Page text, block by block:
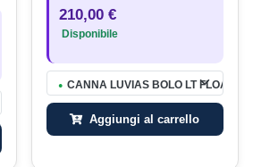
pezzoPlacca Alps SilverSalva cima
Stonfo OmaggioLegature…
210,00 €
Disponibile
● CANNA LUVIAS BOLO LT FLOAT
Aggiungi al carrello